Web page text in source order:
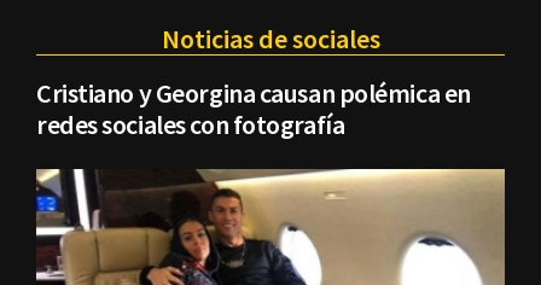
Noticias de sociales
Cristiano y Georgina causan polémica en
redes sociales con fotografía